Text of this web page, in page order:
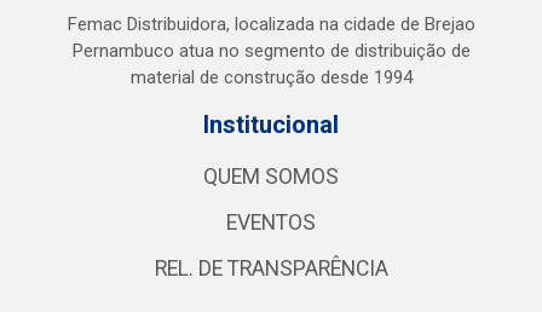
Femac Distribuidora, localizada na cidade de Brejao
Pernambuco atua no segmento de distribuição de
material de construção desde 1994
Institucional
QUEM SOMOS
EVENTOS
REL. DE TRANSPARÊNCIA